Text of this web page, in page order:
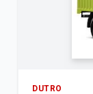
DUTRO